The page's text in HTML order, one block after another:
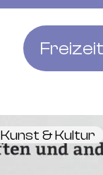
Freizeit
Club
Kunst & Kultur